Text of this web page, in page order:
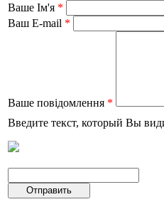
Ваше Ім'я *
Ваш E-mail *
Ваше повідомлення *
Введите текст, который Вы